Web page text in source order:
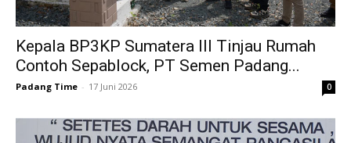
Kepala BP3KP Sumatera III Tinjau Rumah
Contoh Sepablock, PT Semen Padang...
Padang Time - 17 Juni 2026 0